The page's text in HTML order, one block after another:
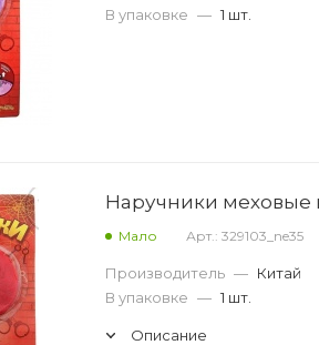
В упаковке — 1 шт.
Наручники меховые
Мало Арт.: 329103_ne35
Производитель — Китай
В упаковке — 1 шт.
Описание